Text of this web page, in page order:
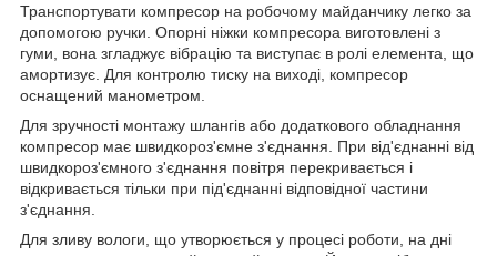
Транспортувати компресор на робочому майданчику легко за
допомогою ручки. Опорні ніжки компресора виготовлені з
гуми, вона згладжує вібрацію та виступає в ролі елемента, що
амортизує. Для контролю тиску на виході, компресор
оснащений манометром.
Для зручності монтажу шлангів або додаткового обладнання
компресор має швидкороз'ємне з'єднання. При від'єднанні від
швидкороз'ємного з'єднання повітря перекривається і
відкривається тільки при під'єднанні відповідної частини
з'єднання.
Для зливу вологи, що утворюється у процесі роботи, на дні